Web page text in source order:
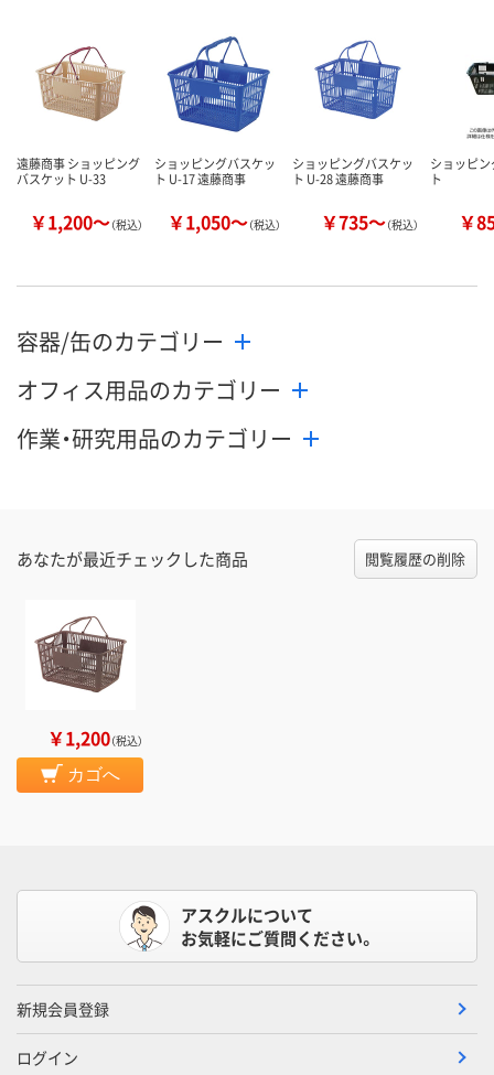
カゴへ カゴへ
遠藤商事 ショッピング
バスケット U-33
￥1,200～（税込）
ショッピングバスケッ
ト U-17 遠藤商事
￥1,050～（税込）
ショッピングバスケッ
ト U-28 遠藤商事
￥735～（税込）
ショッピ
ト
￥
容器/缶のカテゴリー
オフィス用品のカテゴリー
作業・研究用品のカテゴリー
あなたが最近チェックした商品 閲覧履歴の削除
￥1,200（税込）
カゴへ
アスクルについて
お気軽にご質問ください。
新規会員登録
ログイン